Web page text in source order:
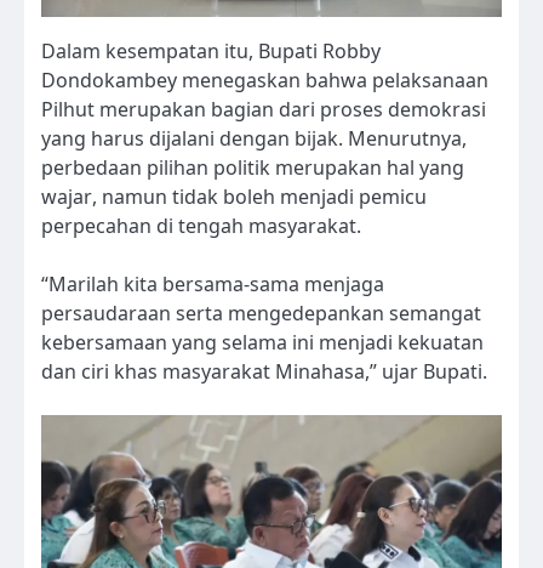
Dalam kesempatan itu, Bupati Robby
Dondokambey menegaskan bahwa pelaksanaan
Pilhut merupakan bagian dari proses demokrasi
yang harus dijalani dengan bijak. Menurutnya,
perbedaan pilihan politik merupakan hal yang
wajar, namun tidak boleh menjadi pemicu
perpecahan di tengah masyarakat.
“Marilah kita bersama-sama menjaga
persaudaraan serta mengedepankan semangat
kebersamaan yang selama ini menjadi kekuatan
dan ciri khas masyarakat Minahasa,” ujar Bupati.